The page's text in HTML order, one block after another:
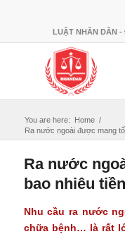
LUẬT NHÂN DÂN -
You are here: Home /
Ra nước ngoài được mang
Ra nước
bao nhiêu
Nhu cầu ra nước
chữa bệnh… là rất